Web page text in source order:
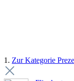
1. Zur Kategorie